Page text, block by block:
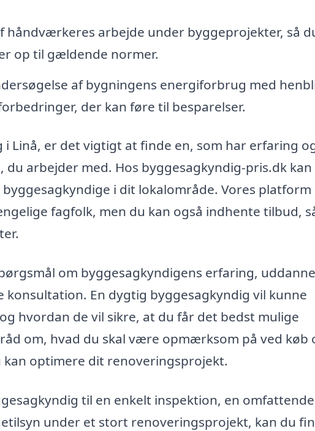
håndværkeres arbejde under byggeprojekter, så
op til gældende normer.
af bygningens energiforbrug med
der kan føre til besparelser.
Linå, er det vigtigt at finde en, som har erfaring
du arbejder med. Hos byggesagkyndig-pris.dk
i dit lokalområde. Vores platform
fagfolk, men du kan også indhente tilbud,
om byggesagkyndigens erfaring,
En dygtig byggesagkyndig vil kunne
hvordan de vil sikre, at du får det bedst mulige
om, hvad du skal være opmærksom på ved køb
optimere dit renoveringsprojekt.
til en enkelt inspektion, en omfattende
under et stort renoveringsprojekt, kan du